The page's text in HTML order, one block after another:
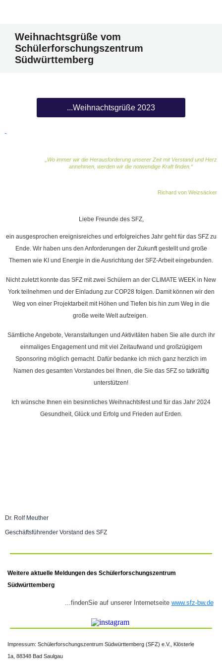
Weihnachtsgrüße vom
Schülerforschungszentrum
Südwürttemberg
...Weihnachtsgrüße 2023
„Wo immer wir die Herausforderung unserer Zeit mit Verstand und Herz
annehmen, werden wir die notwendige Kraft finden .“
Richard von Weizsäcker
Liebe Freunde des SFZ,
ein ausgesprochen ereignisreiches und erfolgreiches Jahr geht für das SFZ zu
Ende. Wir haben uns den Anforderungen der Zukunft gestellt und große
Themen wie KI und Energie in die Ausrichtung der SFZ-Arbeit eingebunden.
Nicht zuletzt konnte das SFZ mit zwei Schülern an der CLIMATE WEEK in New
York teilnehmen und der Einladung zur COP28 folgen. Damit können wir den
Weg von einer Projektarbeit mit Höhen und Tiefen bis hin zum Weg in die
große weite Welt aufzeigen.
Sämtliche Angebote, Veranstaltungen und Aktivitäten haben Sie alle durch ihr
einmaliges Engagement und mit viel Zeitaufwand und großzügigem
Sponsoring möglich gemacht. Dafür bedanke ich mich ganz herzlich im
Namen des gesamten Vorstandes bei Ihnen, die Sie das SFZ so tatkräftig
unterstützen!
Ich wünsche Ihnen ein besinnliches Weihnachtsfest und für das Jahr 2024
Gesundheit, Glück und Erfolg und Frieden auf Erden.
Dr. Rolf Meuther
Geschäftsführender Vorstand des SFZ
Weitere aktuelle Meldungen des Schülerforschungszentrum
Südwürttemberg
...findenSie auf unserer Internetseite www.sfz-bw.de
Impressum: Schülerforschungszentrum Südwürttemberg (SFZ) e.V., Klösterle
1a, 88348 Bad Saulgau